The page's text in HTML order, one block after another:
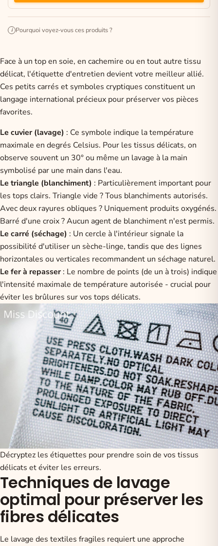
i Pourquoi voyez-vous ces produits ?
Face à un top en soie, en cachemire ou en tout autre tissu
délicat, l'étiquette d'entretien devient votre meilleur allié.
Ces petits carrés et symboles cryptiques constituent un
langage international précieux pour préserver vos pièces
favorites.
Le cuvier (lavage) : Ce symbole indique la température
maximale en degrés Celsius. Pour les tissus délicats, on
observe souvent un 30° ou même un lavage à la main
symbolisé par une main dans l'eau.
Le triangle (blanchiment) : Particulièrement important pour
les tops clairs. Triangle vide ? Tous blanchiments autorisés.
Avec deux rayures obliques ? Uniquement produits oxygénés.
Barré d'une croix ? Aucun agent de blanchiment n'est permis.
Le carré (séchage) : Un cercle à l'intérieur signale la
possibilité d'utiliser un sèche-linge, tandis que des lignes
horizontales ou verticales recommandent un séchage naturel.
Le fer à repasser: Le nombre de points (de un à trois) indique
l'intensité maximale de température autorisée - crucial pour
éviter les brûlures sur vos tops délicats.
Décryptez les étiquettes pour prendre soin de vos tissus
délicats et éviter les erreurs.
Techniques de lavage
optimal pour préserver les
fibres délicates
Le lavage des textiles fragiles requiert une approche